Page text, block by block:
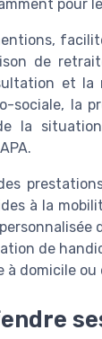
pour
de
et
sociale, la
la
à la
de
à domicile